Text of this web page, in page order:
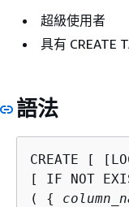
超級使用者
具有 CREATE
語法
CREATE [
[ IF NOT
( {